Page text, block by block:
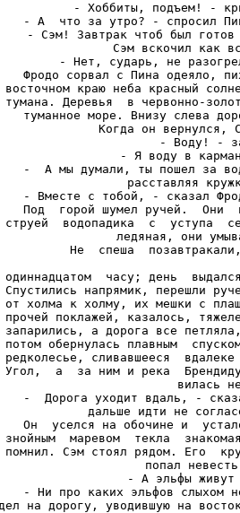
- Хоббиты, подъем! -
- А  что за утро? - спросил
- Сэм! Завтрак чтоб был готов
Сэм вскочил как
- Нет, сударь, не
Фродо сорвал с Пина одеяло,
восточном краю неба красный
тумана. Деревья  в червонно-
туманное море. Внизу слева
Когда он вернулся,
- Воду! -
- Я воду в
-  А мы думали, ты пошел за
расставляя
- Вместе с тобой, - сказал
Под  горой шумел ручей.  Они
струей  водопадика  с  уступа
ледяная, они
Не  спеша
одиннадцатом  часу; день
Спустились напрямик, перешли
от холма к холму, их мешки с
прочей поклажей, казалось,
запарились, а дорога все
потом обернулась плавным
редколесье, сливавшееся
Угол,  а  за ним и река
вилась
-  Дорога уходит вдаль, -
дальше идти не
Он  уселся на обочине и
знойным  маревом  текла
помнил. Сэм стоял рядом. Его
попал
- А эльфы
- Ни про каких эльфов слыхом
на дорогу, уводившую на